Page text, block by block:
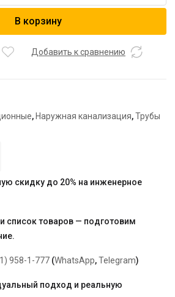
В корзину
Добавить к сравнению
, Наружная канализация,Трубы
скидку до 20% на инженерное
список товаров — подготовим
958-1-777 (WhatsApp,Telegram)
подход и реальную